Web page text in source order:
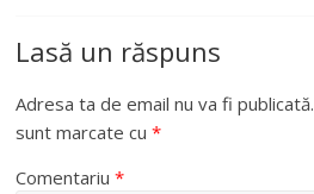
Lasă un răspuns
Adresa ta de email nu va fi publicată.
sunt marcate cu*
Comentariu*